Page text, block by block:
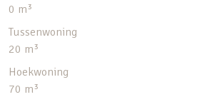
0 m³
Tussenwoning
20 m³
Hoekwoning
70 m³